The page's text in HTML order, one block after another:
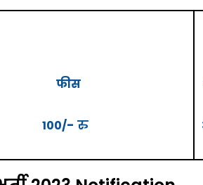
फीस
100/- रु